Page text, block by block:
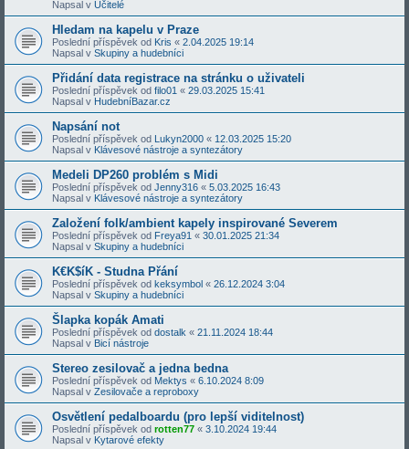
Napsal v Učitelé
Hledam na kapelu v Praze
Poslední příspěvek od Kris « 2.04.2025 19:14
Napsal v Skupiny a hudebníci
Přidání data registrace na stránku o uživateli
Poslední příspěvek od filo01 « 29.03.2025 15:41
Napsal v HudebníBazar.cz
Napsání not
Poslední příspěvek od Lukyn2000 « 12.03.2025 15:20
Napsal v Klávesové nástroje a syntezátory
Medeli DP260 problém s Midi
Poslední příspěvek od Jenny316 « 5.03.2025 16:43
Napsal v Klávesové nástroje a syntezátory
Založení folk/ambient kapely inspirované Severem
Poslední příspěvek od Freya91 « 30.01.2025 21:34
Napsal v Skupiny a hudebníci
K€K$íK - Studna Přání
Poslední příspěvek od keksymbol « 26.12.2024 3:04
Napsal v Skupiny a hudebníci
Šlapka kopák Amati
Poslední příspěvek od dostalk « 21.11.2024 18:44
Napsal v Bicí nástroje
Stereo zesilovač a jedna bedna
Poslední příspěvek od Mektys « 6.10.2024 8:09
Napsal v Zesilovače a reproboxy
Osvětlení pedalboardu (pro lepší viditelnost)
Poslední příspěvek od rotten77 « 3.10.2024 19:44
Napsal v Kytarové efekty